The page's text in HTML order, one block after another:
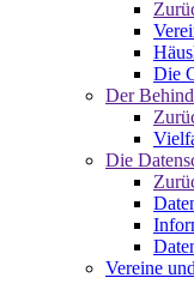
Die
Der
Die
Vereine